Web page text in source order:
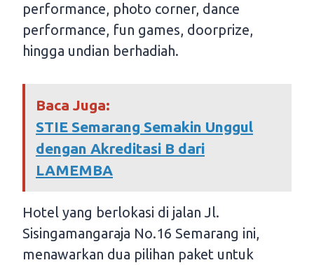
performance, photo corner, dance
performance, fun games, doorprize,
hingga undian berhadiah.
Baca Juga:
STIE Semarang Semakin Unggul
dengan Akreditasi B dari
LAMEMBA
Hotel yang berlokasi di jalan Jl.
Sisingamangaraja No.16 Semarang ini,
menawarkan dua pilihan paket untuk